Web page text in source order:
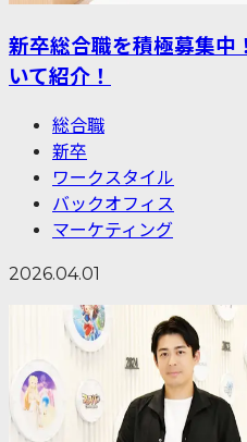
新卒総合職を積極募集中
いて紹介！
総合職
新卒
ワークスタイル
バックオフィス
マーケティング
2026.04.01